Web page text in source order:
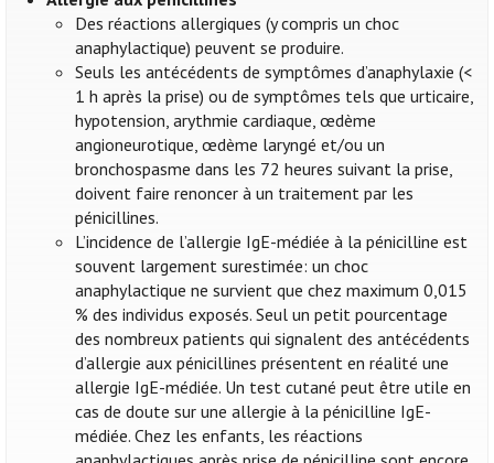
Des réactions allergiques (y compris un choc
anaphylactique) peuvent se produire.
Seuls les antécédents de symptômes d’anaphylaxie (<
1 h après la prise) ou de symptômes tels que urticaire,
hypotension, arythmie cardiaque, œdème
angioneurotique, œdème laryngé et/ou un
bronchospasme dans les 72 heures suivant la prise,
doivent faire renoncer à un traitement par les
pénicillines.
L’incidence de l’allergie IgE-médiée à la pénicilline est
souvent largement surestimée: un choc
anaphylactique ne survient que chez maximum 0,015
% des individus exposés. Seul un petit pourcentage
des nombreux patients qui signalent des antécédents
d’allergie aux pénicillines présentent en réalité une
allergie IgE-médiée. Un test cutané peut être utile en
cas de doute sur une allergie à la pénicilline IgE-
médiée. Chez les enfants, les réactions